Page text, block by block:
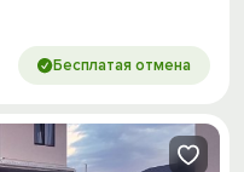
Бесплатая отмена